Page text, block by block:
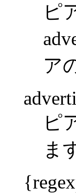
ピ
ア
ピ
ま